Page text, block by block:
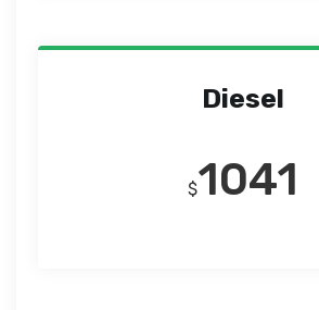
Diesel
$1041